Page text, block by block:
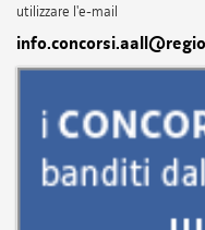
utilizzare l'e-mail